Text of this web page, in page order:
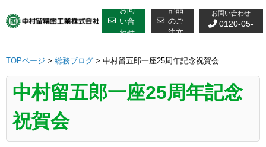
to
お問
い合
わせ
部品
のご
注文
お問い合わせ
0120-05-
TOPページ > 総務ブログ > 中村留五郎一座25周年記念祝賀会
中村留五郎一座25周年記念
祝賀会